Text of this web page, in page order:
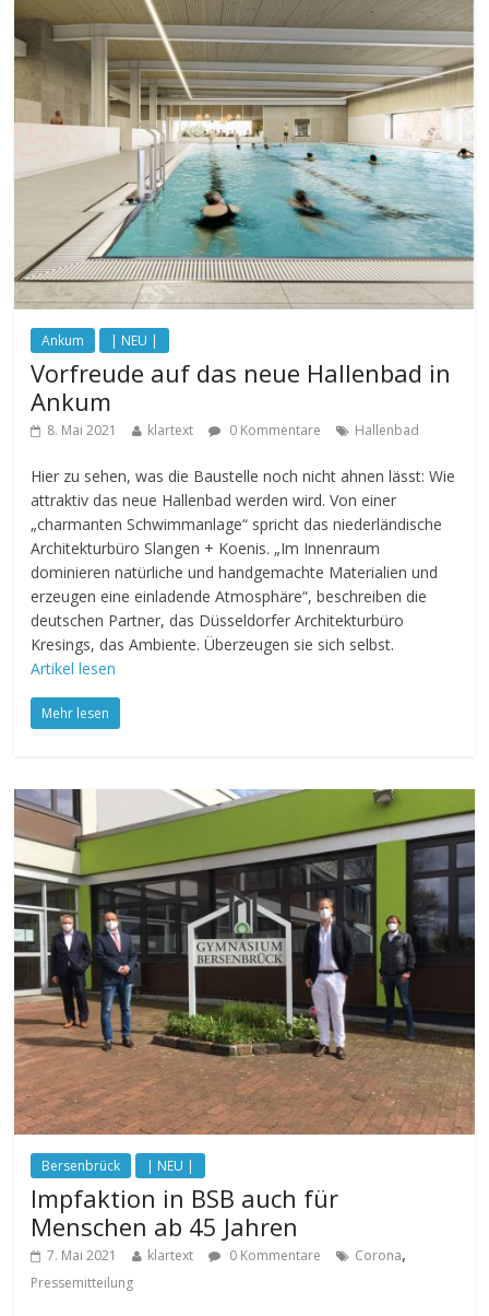
Ankum | NEU |
Vorfreude auf das neue Hallenbad in
Ankum
8. Mai 2021 klartext 0 Kommentare Hallenbad
Hier zu sehen, was die Baustelle noch nicht ahnen lässt: Wie
attraktiv das neue Hallenbad werden wird. Von einer
„charmanten Schwimmanlage“ spricht das niederländische
Architekturbüro Slangen + Koenis. „Im Innenraum
dominieren natürliche und handgemachte Materialien und
erzeugen eine einladende Atmosphäre“, beschreiben die
deutschen Partner, das Düsseldorfer Architekturbüro
Kresings, das Ambiente. Überzeugen sie sich selbst.
Artikel lesen
Mehr lesen
Bersenbrück | NEU |
Impfaktion in BSB auch für
Menschen ab 45 Jahren
7. Mai 2021 klartext 0 Kommentare Corona,
Pressemitteilung